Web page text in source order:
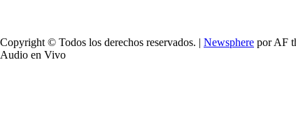
Copyright © Todos los derechos reservados. | Newsphere por AF
Audio en Vivo